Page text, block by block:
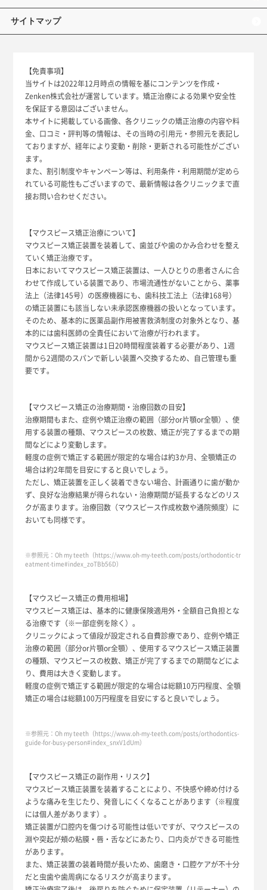
サイトマップ
【免責事項】
当サイトは2022年12月時点の情報を基にコンテンツを作成・
Zenken株式会社が運営しています。矯正治療による効果や安全性
を保証する意図はございません。
本サイトに掲載している画像、各クリニックの矯正治療の内容や料
金、口コミ・評判等の情報は、その当時の引用元・参照元を表記し
ておりますが、経年により変動・削除・更新される可能性がござい
ます。
また、割引制度やキャンペーン等は、利用条件・利用期間が定めら
れている可能性もございますので、最新情報は各クリニックまで直
接お問い合わせください。
【マウスピース矯正治療について】
マウスピース矯正装置を装着して、歯並びや歯のかみ合わせを整え
ていく矯正治療です。
日本においてマウスピース矯正装置は、一人ひとりの患者さんに合
わせて作成している装置であり、市場流通性がないことから、薬事
法上（法律145号）の医療機器にも、歯科技工法上（法律168号）
の矯正装置にも該当しない未承認医療機器の扱いとなっています。
そのため、基本的に医薬品副作用被害救済制度の対象外となり、基
本的には歯科医師の全責任において治療が行われます。
マウスピース矯正装置は1日20時間程度装着する必要があり、1週
間から2週間のスパンで新しい装置へ交換するため、自己管理も重
要です。
【マウスピース矯正の治療期間・治療回数の目安】
治療期間もまた、症例や矯正治療の範囲（部分or片顎or全顎）、使
用する装置の種類、マウスピースの枚数、矯正が完了するまでの期
間などにより変動します。
軽度の症例で矯正する範囲が限定的な場合は約3か月、全顎矯正の
場合は約2年間を目安にすると良いでしょう。
ただし、矯正装置を正しく装着できない場合、計画通りに歯が動か
ず、良好な治療結果が得られない・治療期間が延長するなどのリス
クが高まります。治療回数（マウスピース作成枚数や通院頻度）に
おいても同様です。
※参照元：Oh my teeth（https://www.oh-my-teeth.com/posts/orthodontic-tr
eatment-time#index_zoTBb56D）
【マウスピース矯正の費用相場】
マウスピース矯正は、基本的に健康保険適用外・全額自己負担とな
る治療です（※一部症例を除く）。
クリニックによって値段が設定される自費診療であり、症例や矯正
治療の範囲（部分or片顎or全顎）、使用するマウスピース矯正装置
の種類、マウスピースの枚数、矯正が完了するまでの期間などによ
り、費用は大きく変動します。
軽度の症例で矯正する範囲が限定的な場合は総額10万円程度、全顎
矯正の場合は総額100万円程度を目安にすると良いでしょう。
※参照元：Oh my teeth（https://www.oh-my-teeth.com/posts/orthodontics-
guide-for-busy-person#index_snxV1dUm）
【マウスピース矯正の副作用・リスク】
マウスピース矯正装置を装着することにより、不快感や締め付ける
ような痛みを生じたり、発音しにくくなることがあります（※程度
には個人差があります）。
矯正装置が口腔内を傷つける可能性は低いですが、マウスピースの
淵や突起が頬の粘膜・唇・舌などにあたり、口内炎ができる可能性
があります。
また、矯正装置の装着時間が長いため、歯磨き・口腔ケアが不十分
だと虫歯や歯周病になるリスクが高まります。